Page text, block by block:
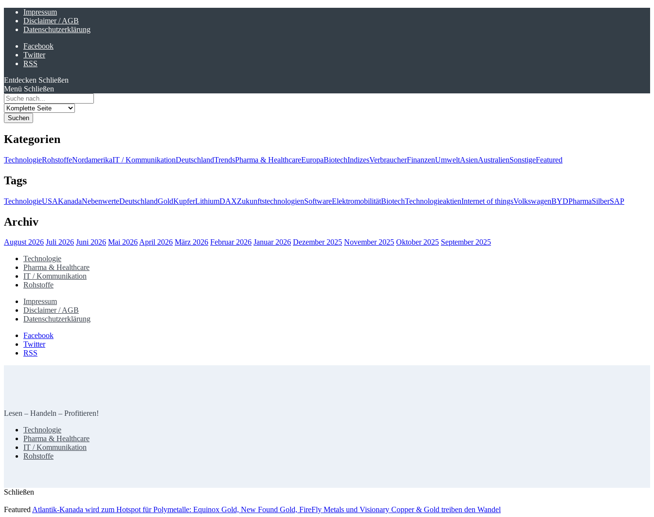
Impressum
Disclaimer / AGB
Datenschutzerklärung
Facebook
Twitter
RSS
Entdecken Schließen
Menü Schließen
Search
for:
Kategorien
TechnologieRohstoffeNordamerikaIT / KommunikationDeutschlandTrendsPharma & HealthcareEuropaBiotechIndizesVerbraucherFinanzenUmweltAsienAustralienSonstigeFeatured
Tags
TechnologieUSAKanadaNebenwerteDeutschlandGoldKupferLithiumDAXZukunftstechnologienSoftwareElektromobilitätBiotechTechnologieaktienInternet of thingsVolkswagenBYDPharmaSilberSAP
Archiv
August 2026 Juli 2026 Juni 2026 Mai 2026April 2026 März 2026 Februar 2026 Januar 2026 Dezember 2025 November 2025 Oktober 2025 September 2025
Technologie
Pharma & Healthcare
IT / Kommunikation
Rohstoffe
Impressum
Disclaimer / AGB
Datenschutzerklärung
Facebook
Twitter
RSS
Lesen – Handeln – Profitieren!
Technologie
Pharma & Healthcare
IT / Kommunikation
Rohstoffe
Schließen
Featured Atlantik-Kanada wird zum Hotspot für Polymetalle: Equinox Gold, New Found Gold, FireFly Metals und Visionary Copper & Gold treiben den Wandel